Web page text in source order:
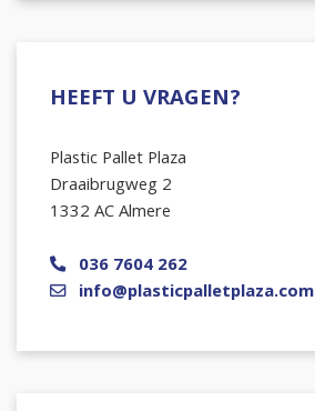
HEEFT U VRAGEN?
Plastic Pallet Plaza
Draaibrugweg 2
1332 AC Almere
036 7604 262
info@plasticpalletplaza.com